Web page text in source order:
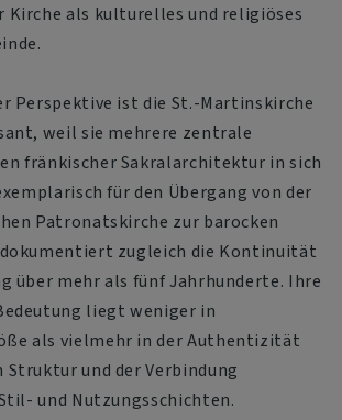
Kirche als kulturelles und religiöses
Perspektive ist die St.-Martinskirche
weil sie mehrere zentrale
fränkischer Sakralarchitektur in sich
für den Übergang von der
Patronatskirche zur barocken
zugleich die Kontinuität
über mehr als fünf Jahrhunderte. Ihre
liegt weniger in
als vielmehr in der Authentizität
Struktur und der Verbindung
und Nutzungsschichten.